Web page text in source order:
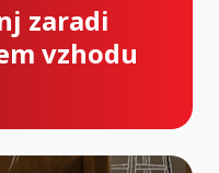
zaradi
vzhodu